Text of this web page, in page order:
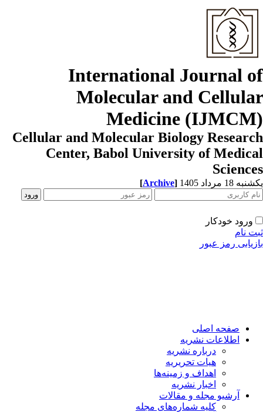
International Journal
Molecular and
Medicine
Cellular and Molecular Biology
Center, Babol University of
18 مرداد 1405 [Archive]
ورود خودکار
نام
رمز عبور
صفحه اصلی
اطلاعات نشریه
درباره نشریه
هیات تحریریه
اهداف و زمینه‌ها
اخبار نشریه
آرشیو مجله و مقالات
کلیه شماره‌های مجله